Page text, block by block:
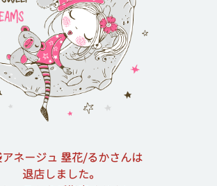
ネージュ 塁花/るかさんは
退店しました。